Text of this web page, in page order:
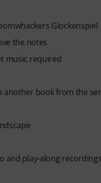
Glockenspiel
the notes
music required
another book from the
and play-along recordings